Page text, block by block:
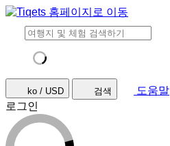
ko / USD 검색
도움말
로그인